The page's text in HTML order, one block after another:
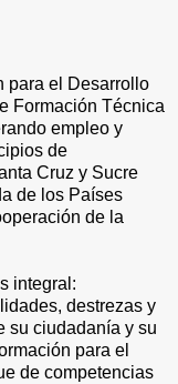
para el Desarrollo
Formación Técnica
empleo y
de
Cruz y Sucre
de los Países
de la
integral:
destrezas y
su ciudadanía y su
para el
de competencias